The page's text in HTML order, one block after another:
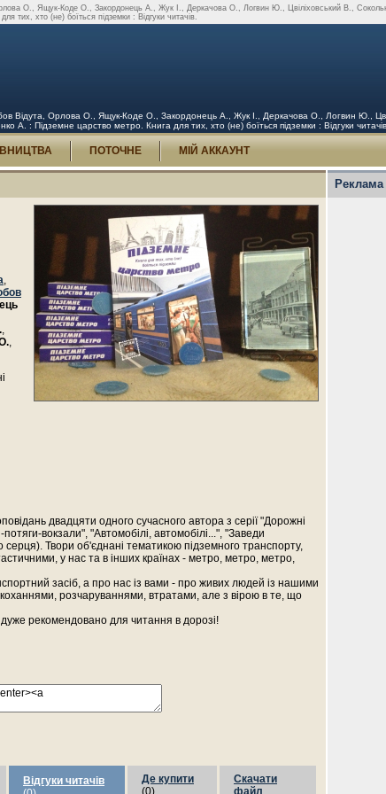
О., Ящук-Коде О., Закордонець А., Жук І., Деркачова О., Логвин Ю., Цвіліховський В.,
тих, хто (не) боїться підземки : Відгуки читачів.
Відута, Орлова О., Ящук-Коде О., Закордонець А., Жук І., Деркачова О., Логвин Ю.,
: Підземне царство метро. Книга для тих, хто (не) боїться підземки : Відгуки читачів
ПОТОЧНЕ МІЙ АККАУНТ
,
,
,
двадцяти одного сучасного автора з серії "Дорожні
вокзали", "Автомобілі, автомобілі...", "Заведи
Твори об'єднані тематикою підземного транспорту,
у нас та в інших країнах - метро, метро, метро,
засіб, а про нас із вами - про живих людей із нашими
розчаруваннями, втратами, але з вірою в те, що
дуже рекомендовано для читання в дорозі!
Відгуки читачів
Де купити
(0)
Скачати
файл
Реклама